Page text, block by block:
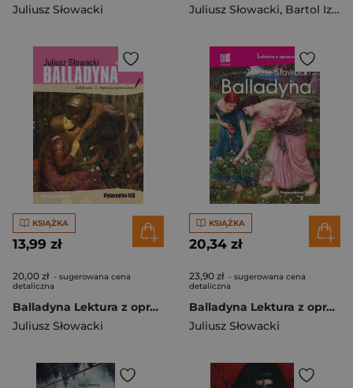
Juliusz Słowacki
Juliusz Słowacki, Bartol Izabella
KSIĄŻKA
13,99 zł
20,00 zł - sugerowana cena
detaliczna
Balladyna Lektura z opracowaniem
Juliusz Słowacki
KSIĄŻKA
20,34 zł
23,90 zł - sugerowana cena
detaliczna
Balladyna Lektura z opracowaniem
Juliusz Słowacki